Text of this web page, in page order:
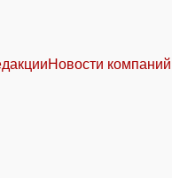
Новости компаний